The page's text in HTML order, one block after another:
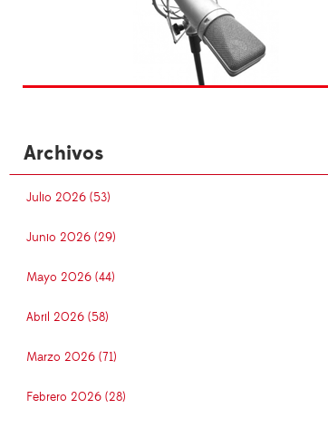
Archivos
Julio 2026 (53)
Junio 2026 (29)
Mayo 2026 (44)
Abril 2026 (58)
Marzo 2026 (71)
Febrero 2026 (28)